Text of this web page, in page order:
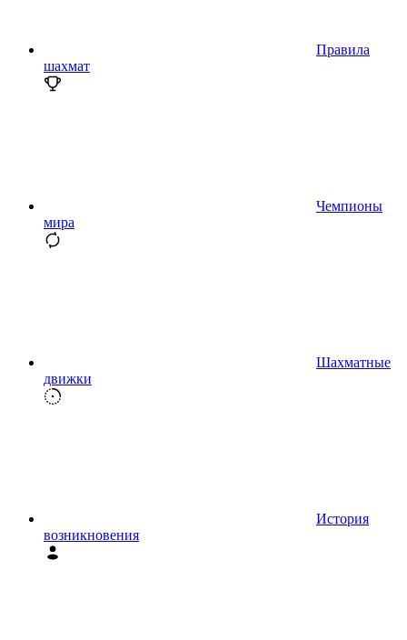
Правила
шахмат
Чемпионы
мира
Шахматные
движки
История
возникновения